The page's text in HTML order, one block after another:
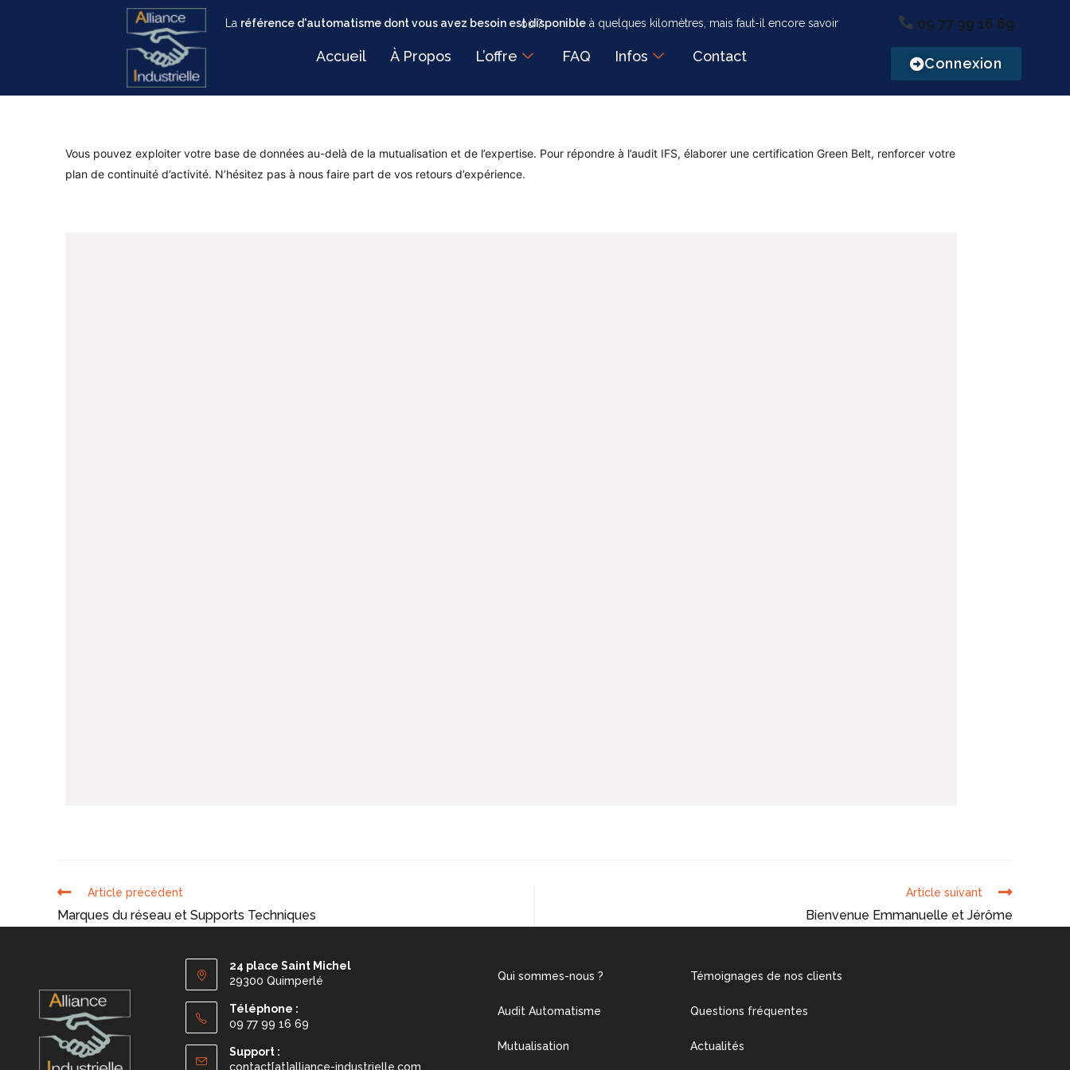
La référence d'automatisme dont vous avez besoin est disponible
à quelques kilomètres, mais faut-il encore savoir où ?
Accueil À Propos L’offre FAQ Infos Contact
09 77 99 16 69
Connexion
Vous pouvez exploiter votre base de données au-delà de la mutualisation et de l’expertise. Pour répondre à l’audit IFS, élaborer une certification Green Belt, renforcer votre
plan de continuité d’activité. N’hésitez pas à nous faire part de vos retours d’expérience.
Article précédent
Marques du réseau et Supports Techniques
Article suivant
Bienvenue Emmanuelle et Jérôme
24 place Saint Michel
29300 Quimperlé
Téléphone :
09 77 99 16 69
Support :
contact[at]alliance-industrielle.com
Qui sommes-nous ?
Audit Automatisme
Mutualisation
Témoignages de nos clients
Questions fréquentes
Actualités